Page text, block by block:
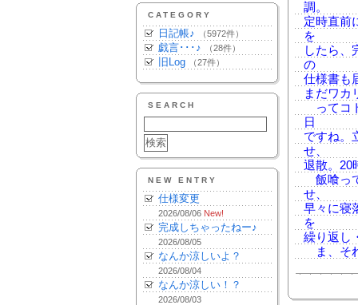
CATEGORY
日記帳♪ （5972件）
戯言･･･♪ （28件）
旧Log （27件）
SEARCH
NEW ENTRY
仕様変更
2026/08/06 New!
完成しちゃったねー♪
2026/08/05
なんか涼しいよ？
2026/08/04
なんか涼しい！？
2026/08/03
調。
定時直前
を
したら、
の
仕様書も
まだワ
ってコ
日
ですね。
せ、
退散。20
飯喰っ
せ、
早々に寝
を
繰り返し
ま、そ